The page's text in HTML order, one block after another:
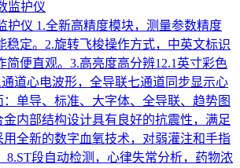
护仪 1.全新高精度模块，测量参数精度
稳定。2.旋转飞梭操作方式，中英文标识
简便直观。3.高亮度高分辨12.1英寸彩色
道心电波形，全导联七通道同步显示心
：单导、标准、大字体、全导联、趋势图
内部结构设计具有良好的抗震性，满足
全新的数字血氧技术，对弱灌注和手指
8.ST段自动检测，心律失常分析，药物浓